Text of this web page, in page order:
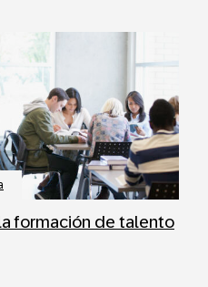
formación de talento